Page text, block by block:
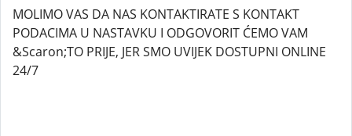
MOLIMO VAS DA NAS KONTAKTIRATE S KONTAKT
PODACIMA U NASTAVKU I ODGOVORIT ĆEMO VAM
&Scaron;TO PRIJE, JER SMO UVIJEK DOSTUPNI ONLINE
24/7